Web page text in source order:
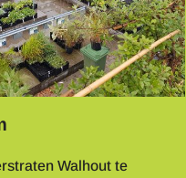
Walhout te